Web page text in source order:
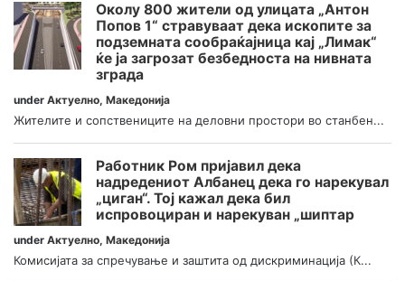
Околу 800 жители од улицата „Антон
Попов 1“ стравуваат дека ископите за
подземната сообраќајница кај „Лимак“
ќе ја загрозат безбедноста на нивната
зграда
under Актуелно, Македонија
Жителите и сопствениците на деловни простори во станбен...
Работник Ром пријавил дека
надредениот Албанец дека го нарекувал
„циган“. Тој кажал дека бил
испровоциран и нарекуван „шиптар
under Актуелно, Македонија
Комисијата за спречување и заштита од дискриминација (К...